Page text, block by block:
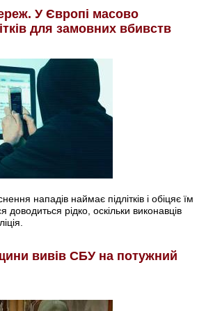
У Європі масово
для замовних вбивств
нападів наймає підлітків і обіцяє їм
доводиться рідко, оскільки виконавців
вивів СБУ на потужний